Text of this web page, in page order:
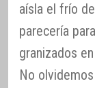
aísla el frío
parecería
granizados
No